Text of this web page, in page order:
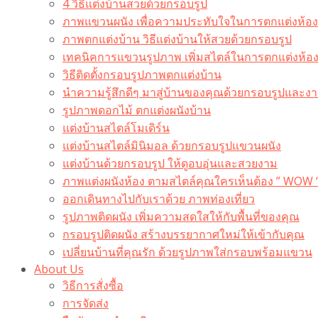
4 วิธีแต่งบ้านสวยด้วยกรอบรูป
ภาพแขวนผนัง เพื่อความประทับใจในการตกแต่งห้อง
ภาพตกแต่งบ้าน วิธีแต่งบ้านให้สวยด้วยกรอบรูป
เทคนิคการแขวนรูปภาพ เพิ่มสไตล์ในการตกแต่งห้อง
วิธีติดตั้งกรอบรูปภาพตกแต่งบ้าน
นำความรู้สึกดีๆ มาสู่บ้านของคุณด้วยกรอบรูปและง
รูปภาพดอกไม้ ตกแต่งผนังบ้าน
แต่งบ้านสไตล์โมเดิร์น
แต่งบ้านสไตล์มินิมอล ด้วยกรอบรูปแขวนผนัง
แต่งบ้านด้วยกรอบรูป ให้ดูอบอุ่นและสวยงาม
ภาพแต่งผนังห้อง ตามสไตล์คุณใครเห็นต้อง ” WOW
ออกเดินทางไปกับเราด้วย ภาพท่องเที่ยว
รูปภาพติดผนัง เพิ่มความสดใสให้กับพื้นที่ของคุณ
กรอบรูปติดผนัง สร้างบรรยากาศใหม่ให้เข้ากับคุณ
เปลี่ยนบ้านที่คุณรัก ด้วยรูปภาพใส่กรอบพร้อมแขวน​
About Us
วิธีการสั่งซื้อ
การจัดส่ง